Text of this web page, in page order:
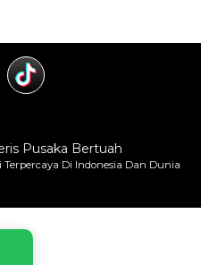
Pusaka Bertuah
Di Indonesia Dan Dunia